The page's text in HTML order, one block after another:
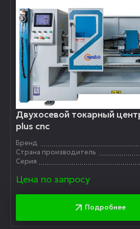
Двухосевой токарный
plus cnc
Бренд
Страна производитель
Серия
Цена по запросу
Подробнее